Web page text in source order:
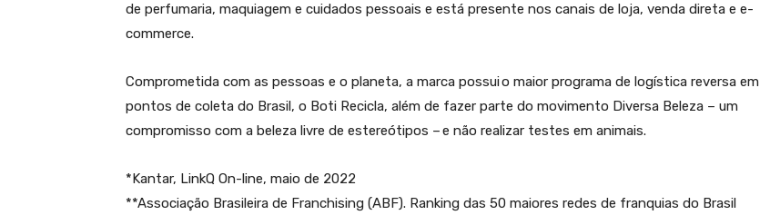
de perfumaria, maquiagem e cuidados pessoais e está presente nos canais de loja, venda direta e e-
commerce.
Comprometida com as pessoas e o planeta, a marca possui o maior programa de logística reversa em
pontos de coleta do Brasil, o Boti Recicla, além de fazer parte do movimento Diversa Beleza – um
compromisso com a beleza livre de estereótipos – e não realizar testes em animais.
*Kantar, LinkQ On-line, maio de 2022
**Associação Brasileira de Franchising (ABF). Ranking das 50 maiores redes de franquias do Brasil